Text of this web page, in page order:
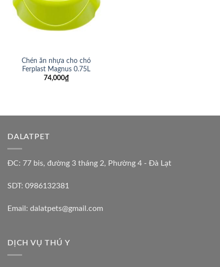
Chén ăn nhựa cho chó
Ferplast Magnus 0.75L
74,000₫
DALATPET
ĐC: 77 bis, đường 3 tháng 2, Phường 4 - Đà Lạt
SDT: 0986132381
Email: dalatpets@gmail.com
DỊCH VỤ THÚ Y